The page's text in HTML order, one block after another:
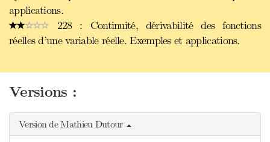
applications.
228 : Continuité, dérivabilité des fonctions
réelles d’une variable réelle. Exemples et applications.
Versions :
Version de Mathieu Dutour